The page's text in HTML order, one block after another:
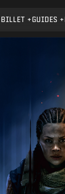
BILLET GUIDES